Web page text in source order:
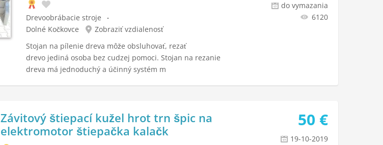
Drevoobrábacie stroje
Dolné Kočkovce
Zobraziť vzdialenosť
Stojan na pílenie dreva môže obsluhovať, rezať
drevo jediná osoba bez cudzej pomoci. Stojan na rezanie
dreva má jednoduchý a účinný systém m
do vymazania
6120
Závitový štiepací kužel hrot trn špic na
elektromotor štiepačka kalačk
50 €
19-10-2019